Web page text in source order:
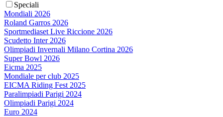
Speciali
Mondiali 2026
Roland Garros 2026
Sportmediaset Live Riccione 2026
Scudetto Inter 2026
Olimpiadi Invernali Milano Cortina 2026
Super Bowl 2026
Eicma 2025
Mondiale per club 2025
EICMA Riding Fest 2025
Paralimpiadi Parigi 2024
Olimpiadi Parigi 2024
Euro 2024